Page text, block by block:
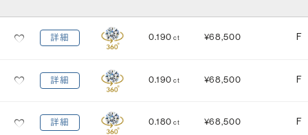
カット(輝き)
Excellent 3EX H&C EX
鑑定機関
研磨状態
詳細 0.190 ct ¥68,500 F
詳細 0.190 ct ¥68,500 F
詳細 0.180 ct ¥68,500 F